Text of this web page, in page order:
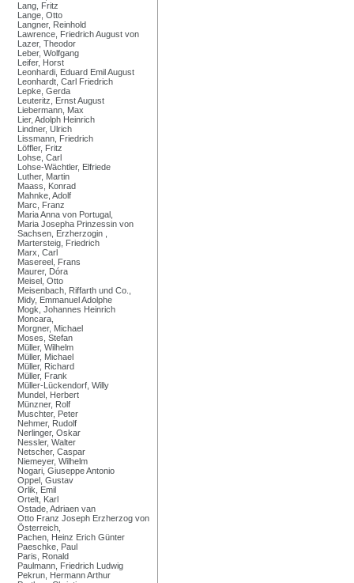
Lang, Fritz
Lange, Otto
Langner, Reinhold
Lawrence, Friedrich August von
Lazer, Theodor
Leber, Wolfgang
Leifer, Horst
Leonhardi, Eduard Emil August
Leonhardt, Carl Friedrich
Lepke, Gerda
Leuteritz, Ernst August
Liebermann, Max
Lier, Adolph Heinrich
Lindner, Ulrich
Lissmann, Friedrich
Löffler, Fritz
Lohse, Carl
Lohse-Wächtler, Elfriede
Luther, Martin
Maass, Konrad
Mahnke, Adolf
Marc, Franz
Maria Anna von Portugal,
Maria Josepha Prinzessin von
Sachsen, Erzherzogin ,
Martersteig, Friedrich
Marx, Carl
Masereel, Frans
Maurer, Dóra
Meisel, Otto
Meisenbach, Riffarth und Co.,
Midy, Emmanuel Adolphe
Mogk, Johannes Heinrich
Moncara,
Morgner, Michael
Moses, Stefan
Müller, Wilhelm
Müller, Michael
Müller, Richard
Müller, Frank
Müller-Lückendorf, Willy
Mundel, Herbert
Münzner, Rolf
Muschter, Peter
Nehmer, Rudolf
Nerlinger, Oskar
Nessler, Walter
Netscher, Caspar
Niemeyer, Wilhelm
Nogari, Giuseppe Antonio
Oppel, Gustav
Orlik, Emil
Ortelt, Karl
Ostade, Adriaen van
Otto Franz Joseph Erzherzog von
Österreich,
Pachen, Heinz Erich Günter
Paeschke, Paul
Paris, Ronald
Paulmann, Friedrich Ludwig
Pekrun, Hermann Arthur